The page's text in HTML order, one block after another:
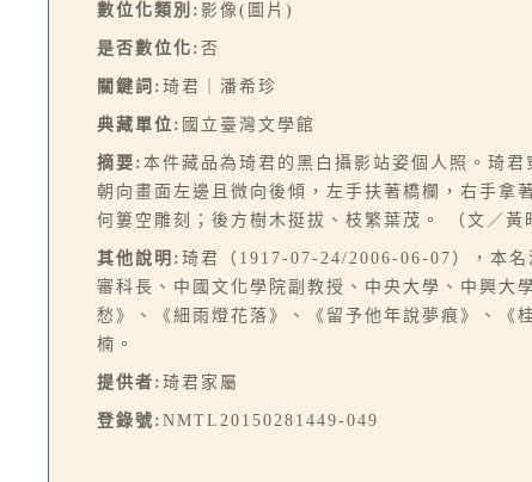
數位化類別: 影像(圖片)
是否數位化: 否
關鍵詞: 琦君｜潘希珍
典藏單位: 國立臺灣文學館
摘要: 本件藏品為琦君的黑白攝影站姿個人照。琦
朝向畫面左邊且微向後傾，左手扶著橋欄，右手拿
何簍空雕刻；後方樹木挺拔、枝繁葉茂。 （文／黃
其他說明: 琦君（1917-07-24/2006-06-07），本名
審科長、中國文化學院副教授、中央大學、中興大
愁》、《細雨燈花落》、《留予他年說夢痕》、《
楠。
提供者: 琦君家屬
登錄號: NMTL20150281449-049